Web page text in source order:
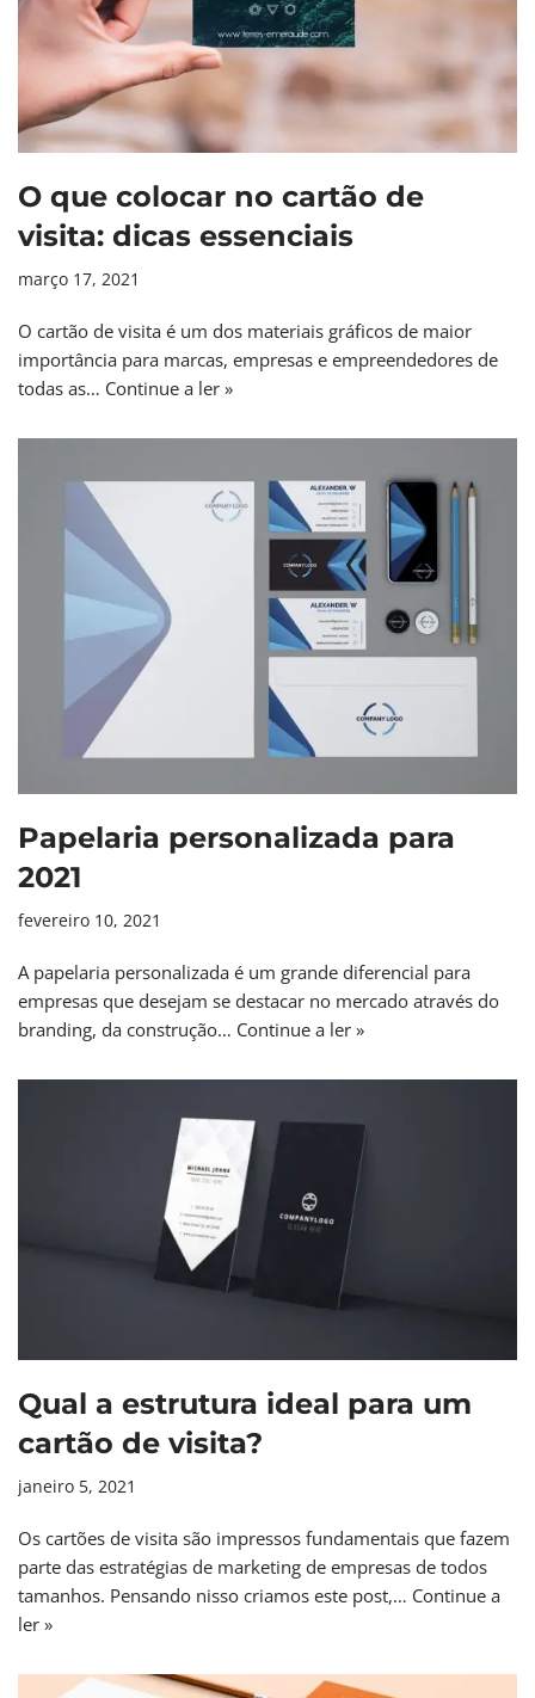
O que colocar no cartão de
visita: dicas essenciais
março 17, 2021
O cartão de visita é um dos materiais gráficos de maior
importância para marcas, empresas e empreendedores de
todas as… Continue a ler »
Papelaria personalizada para
2021
fevereiro 10, 2021
A papelaria personalizada é um grande diferencial para
empresas que desejam se destacar no mercado através do
branding, da construção… Continue a ler »
Qual a estrutura ideal para um
cartão de visita?
janeiro 5, 2021
Os cartões de visita são impressos fundamentais que fazem
parte das estratégias de marketing de empresas de todos
tamanhos. Pensando nisso criamos este post,… Continue a
ler »